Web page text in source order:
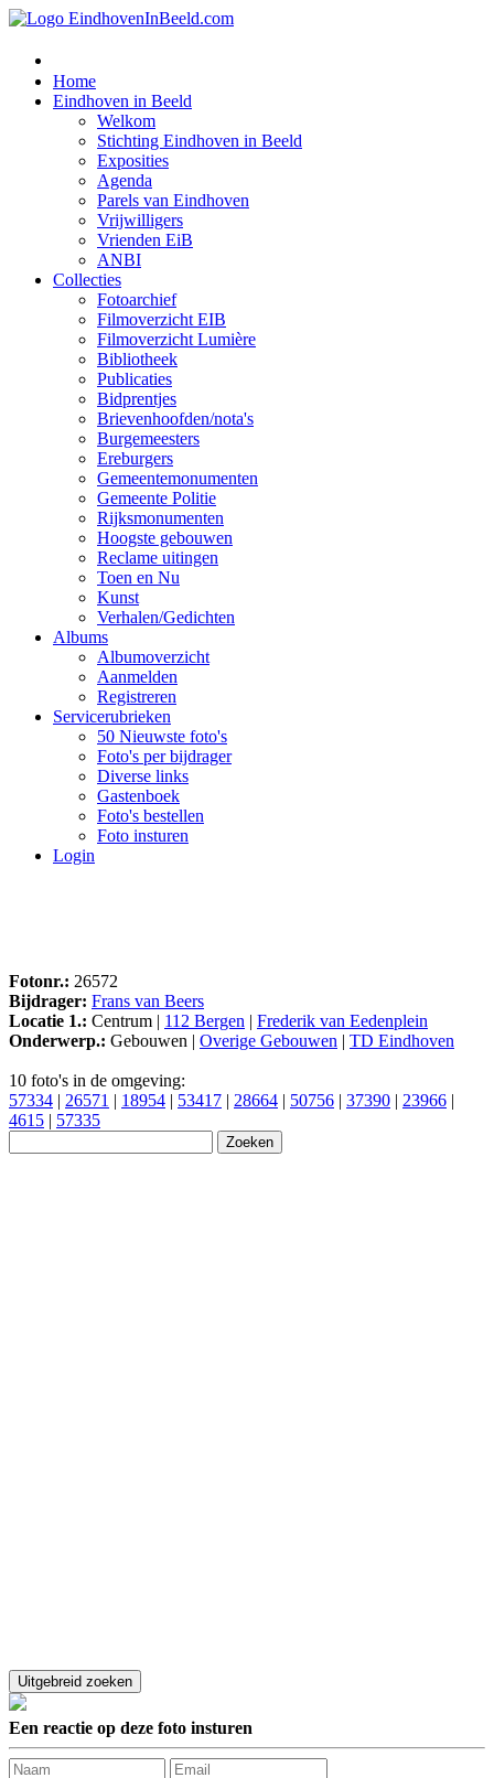
Home
Eindhoven in Beeld
Welkom
Stichting Eindhoven in Beeld
Exposities
Agenda
Parels van Eindhoven
Vrijwilligers
Vrienden EiB
ANBI
Collecties
Fotoarchief
Filmoverzicht EIB
Filmoverzicht Lumière
Bibliotheek
Publicaties
Bidprentjes
Brievenhoofden/nota's
Burgemeesters
Ereburgers
Gemeentemonumenten
Gemeente Politie
Rijksmonumenten
Hoogste gebouwen
Reclame uitingen
Toen en Nu
Kunst
Verhalen/Gedichten
Albums
Albumoverzicht
Aanmelden
Registreren
Servicerubrieken
50 Nieuwste foto's
Foto's per bijdrager
Diverse links
Gastenboek
Foto's bestellen
Foto insturen
Login
Fotonr.: 26572
Bijdrager: Frans van Beers
Locatie 1.: Centrum | 112 Bergen | Frederik van Eedenplein
Onderwerp.: Gebouwen | Overige Gebouwen | TD Eindhoven
10 foto's in de omgeving:
57334 | 26571 | 18954 | 53417 | 28664 | 50756 | 37390 | 23966 |
4615 | 57335
Een reactie op deze foto insturen